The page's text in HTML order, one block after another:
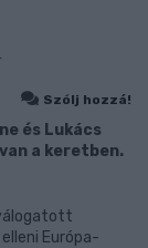
Szólj hozzá!
és Lukács
a keretben.
Európa-